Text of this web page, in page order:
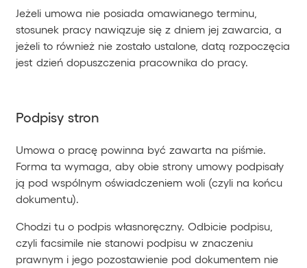
Jeżeli umowa nie posiada omawianego terminu,
stosunek pracy nawiązuje się z dniem jej zawarcia, a
jeżeli to również nie zostało ustalone, datą rozpoczęcia
jest dzień dopuszczenia pracownika do pracy.
Podpisy stron
Umowa o pracę powinna być zawarta na piśmie.
Forma ta wymaga, aby obie strony umowy podpisały
ją pod wspólnym oświadczeniem woli (czyli na końcu
dokumentu).
Chodzi tu o podpis własnoręczny. Odbicie podpisu,
czyli facsimile nie stanowi podpisu w znaczeniu
prawnym i jego pozostawienie pod dokumentem nie